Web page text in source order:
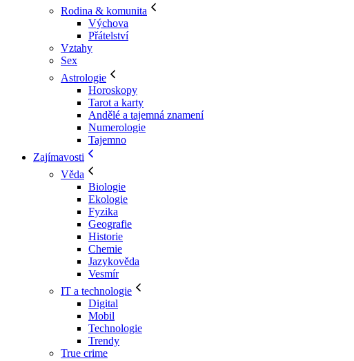
Rodina & komunita
Výchova
Přátelství
Vztahy
Sex
Astrologie
Horoskopy
Tarot a karty
Andělé a tajemná znamení
Numerologie
Tajemno
Zajímavosti
Věda
Biologie
Ekologie
Fyzika
Geografie
Historie
Chemie
Jazykověda
Vesmír
IT a technologie
Digital
Mobil
Technologie
Trendy
True crime